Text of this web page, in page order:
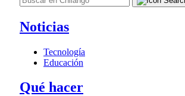
Noticias
Tecnología
Educación
Qué hacer